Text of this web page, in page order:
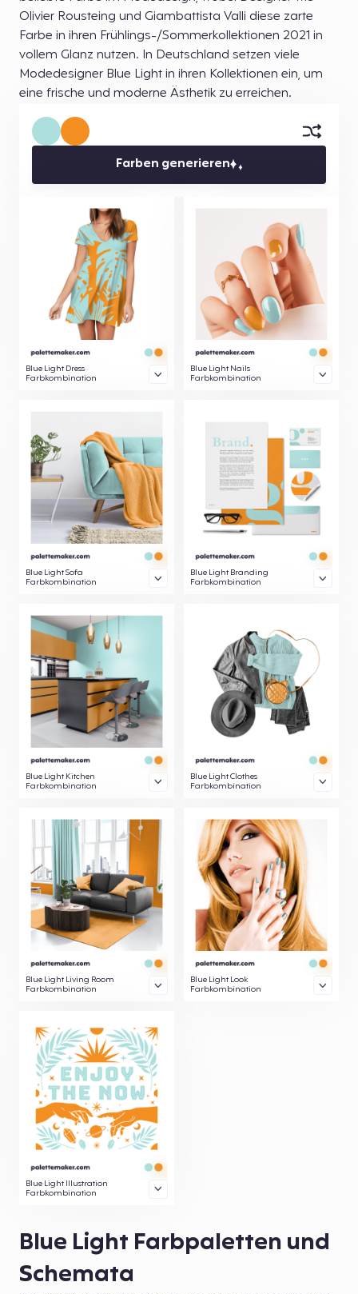
Olivier Rousteing und Giambattista Valli diese zarte
Farbe in ihren Frühlings-/Sommerkollektionen 2021 in
vollem Glanz nutzen. In Deutschland setzen viele
Modedesigner Blue Light in ihren Kollektionen ein, um
eine frische und moderne Ästhetik zu erreichen.
Farben generieren
Blue Light Dress
Farbkombination
Blue Light Nails
Farbkombination
Blue Light Sofa
Farbkombination
Blue Light Branding
Farbkombination
Blue Light Kitchen
Farbkombination
Blue Light Clothes
Farbkombination
Blue Light Living Room
Farbkombination
Blue Light Look
Farbkombination
Blue Light Illustration
Farbkombination
Blue Light Farbpaletten und
Schemata